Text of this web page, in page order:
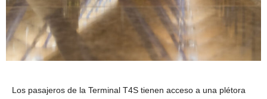
Los pasajeros de la Terminal T4S tienen acceso a una plétora